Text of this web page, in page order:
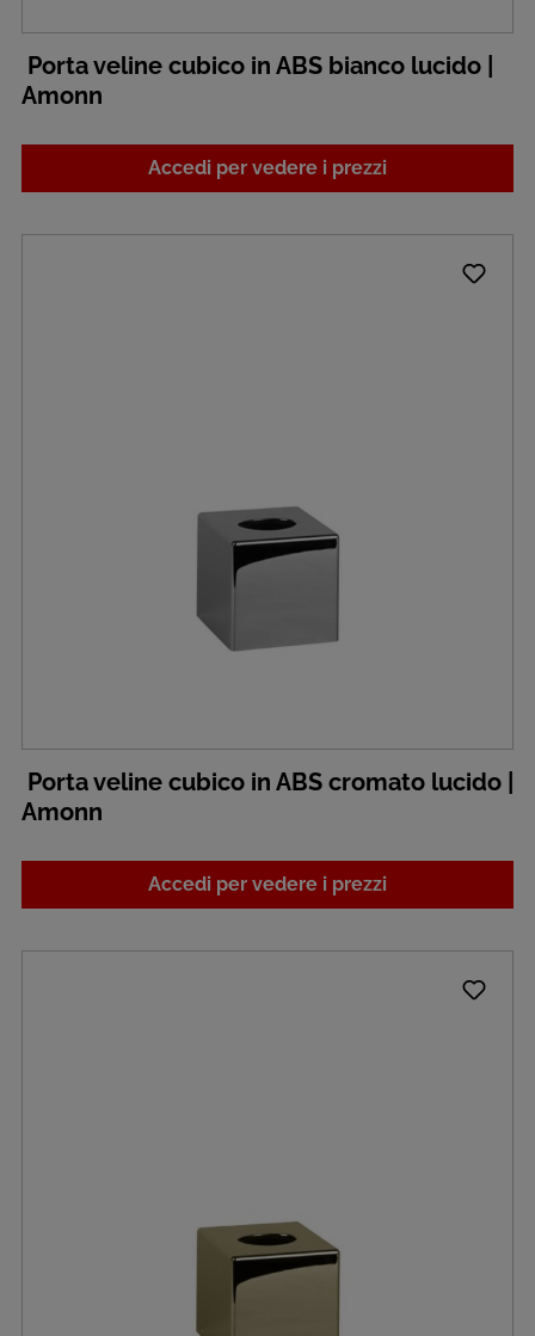
Porta veline cubico in ABS bianco lucido |
Amonn
Accedi per vedere i prezzi
Porta veline cubico in ABS cromato lucido |
Amonn
Accedi per vedere i prezzi